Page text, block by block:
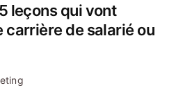
leçons qui vont
de salarié ou